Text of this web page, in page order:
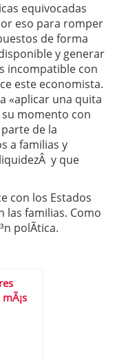
equivocadas
eso para romper
de forma
y generar
incompatible con
este economista.
«aplicar una quita
momento con
de la
a familias y
y que
con los Estados
familias. Como
polÃ­tica.